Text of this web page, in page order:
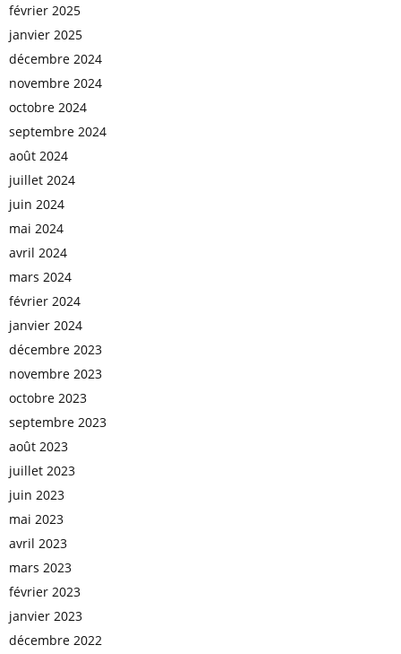
février 2025
janvier 2025
décembre 2024
novembre 2024
octobre 2024
septembre 2024
août 2024
juillet 2024
juin 2024
mai 2024
avril 2024
mars 2024
février 2024
janvier 2024
décembre 2023
novembre 2023
octobre 2023
septembre 2023
août 2023
juillet 2023
juin 2023
mai 2023
avril 2023
mars 2023
février 2023
janvier 2023
décembre 2022